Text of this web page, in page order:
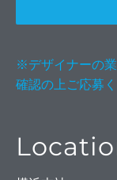
※デザイナーの
確認の上ご応募く